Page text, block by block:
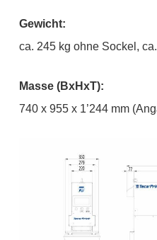
Gewicht:
ca. 245 kg ohne Sockel,
Masse (BxHxT):
740 x 955 x 1’244 mm